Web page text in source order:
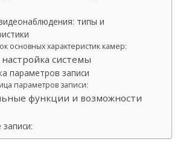
типы и
основных характеристик камер:
системы
параметров записи
параметров записи:
функции и возможности